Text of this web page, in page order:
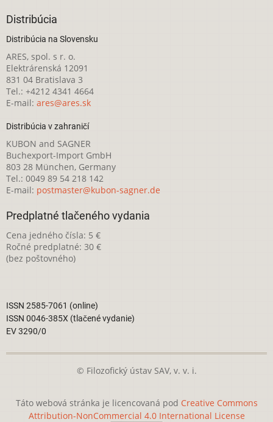
Distribúcia
Distribúcia na Slovensku
ARES, spol. s r. o.
Elektrárenská 12091
831 04 Bratislava 3
Tel.: +4212 4341 4664
E-mail: ares@ares.sk
Distribúcia v zahraničí
KUBON and SAGNER
Buchexport-Import GmbH
803 28 München, Germany
Tel.: 0049 89 54 218 142
E-mail: postmaster@kubon-sagner.de
Predplatné tlačeného vydania
Cena jedného čísla: 5 €
Ročné predplatné: 30 €
(bez poštovného)
ISSN 2585-7061 (online)
ISSN 0046-385X (tlačené vydanie)
EV 3290/0
© Filozofický ústav SAV, v. v. i.
Táto webová stránka je licencovaná pod Creative Commons
Attribution-NonCommercial 4.0 International License